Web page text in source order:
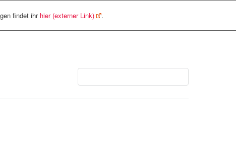
findet ihr hier (externer Link) .